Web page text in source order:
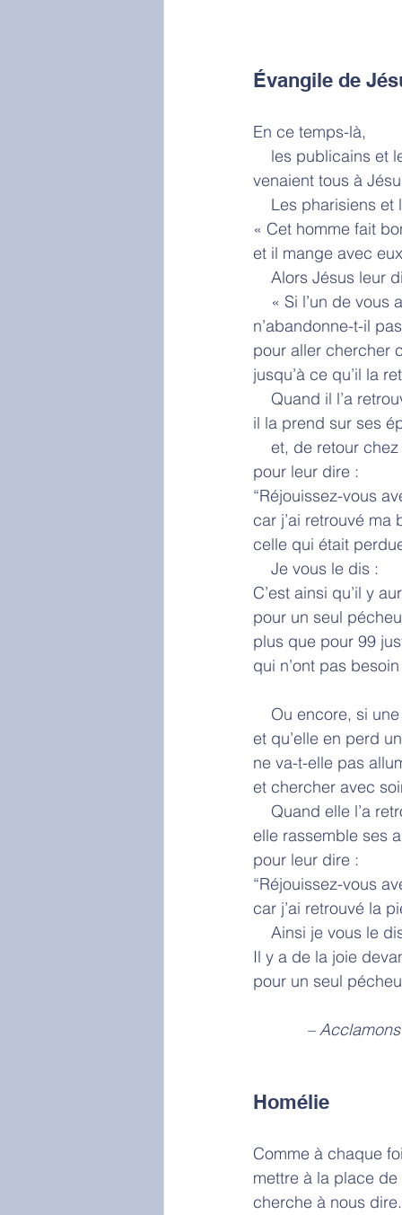
Évangile de
En ce temps-là,
les publicains
venaient tous à
Les pharisiens
« Cet homme fait
et il mange avec
Alors Jésus
« Si l’un de
n’abandonne-t-il
pour aller chercher
jusqu’à ce qu’il la
Quand il l’a
il la prend sur ses
et, de retour
pour leur dire :
“Réjouissez-vous
car j’ai retrouvé ma
celle qui était
    Je vous le dis :
C’est ainsi qu’il y
pour un seul
plus que pour 99
qui n’ont pas
Ou encore, si
et qu’elle en perd
ne va-t-elle pas
et chercher avec
Quand elle l’a
elle rassemble ses
pour leur dire :
“Réjouissez-vous
car j’ai retrouvé la
Ainsi je vous le
Il y a de la joie
pour un seul
–
Homélie
Comme à chaque
mettre à la place
cherche à nous